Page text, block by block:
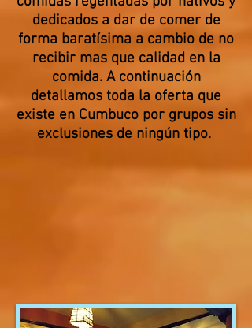
dedicados a dar de comer de
forma baratísima a cambio de no
recibir mas que calidad en la
comida. A continuación
detallamos toda la oferta que
existe en Cumbuco por grupos sin
exclusiones de ningún tipo.